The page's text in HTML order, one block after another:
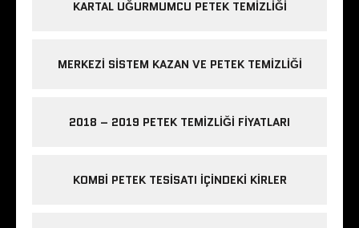
KARTAL UĞURMUMCU PETEK TEMIZLIĞI
MERKEZI SISTEM KAZAN VE PETEK TEMIZLIĞI
2018 – 2019 PETEK TEMIZLIĞI FIYATLARI
KOMBI PETEK TESISATI IÇINDEKI KIRLER